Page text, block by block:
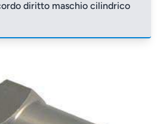
diritto maschio cilindrico